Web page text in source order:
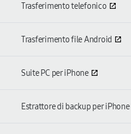
Trasferimento telefonico
Trasferimento file Android
Suite PC per iPhone
Estrattore di backup per iPhone